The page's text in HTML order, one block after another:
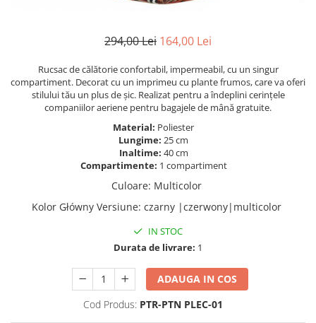
294,00 Lei 164,00 Lei
Rucsac de călătorie confortabil, impermeabil, cu un singur
compartiment. Decorat cu un imprimeu cu plante frumos, care va oferi
stilului tău un plus de șic. Realizat pentru a îndeplini cerințele
companiilor aeriene pentru bagajele de mână gratuite.
Material: Poliester
Lungime: 25 cm
Inaltime: 40 cm
Compartimente: 1 compartiment
Culoare: Multicolor
Kolor Główny Versiune: czarny |czerwony|multicolor
IN STOC
Durata de livrare: 1
ADAUGA IN COS
Cod Produs: PTR-PTN PLEC-01